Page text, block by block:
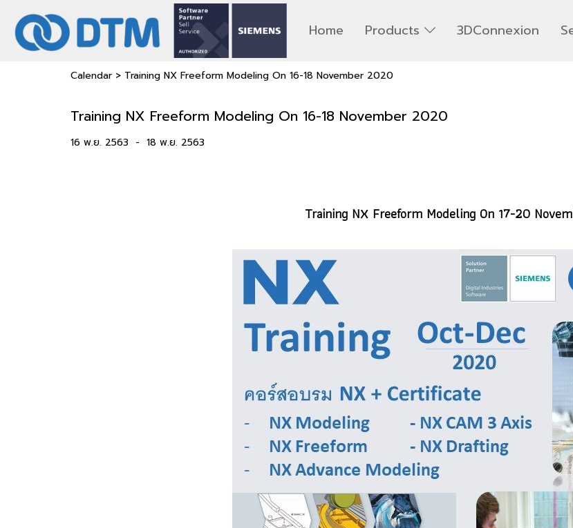
Home Products 3DConnexion
Calendar > Training NX Freeform Modeling On 16-18 November 2020
Training NX Freeform Modeling On 16-18 November 2020
16 พ.ย. 2563 - 18 พ.ย. 2563
Training NX Freeform Modeling On 17-20